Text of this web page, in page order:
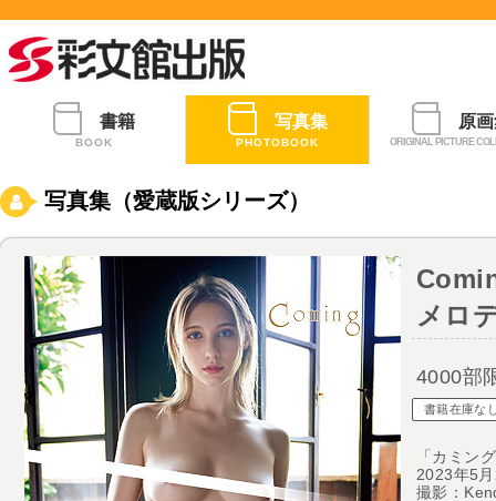
書籍
BOOK
写真集
PHOTOBOOK
原
ORIGINAL PICTURE
写真集（愛蔵版シリーズ）
メロ
4000部
書籍在庫な
「カミン
2023年5
撮影：